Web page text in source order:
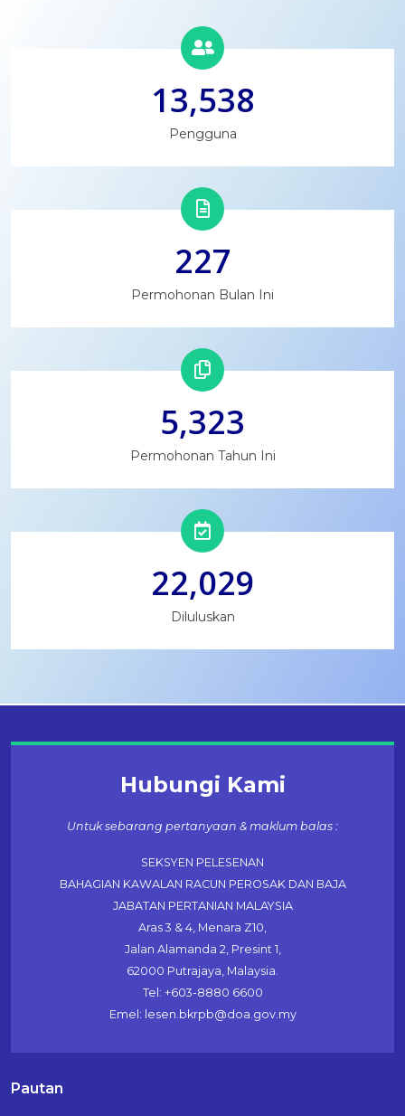
13,538
Pengguna
227
Permohonan Bulan Ini
5,323
Permohonan Tahun Ini
22,029
Diluluskan
Hubungi Kami
Untuk sebarang pertanyaan & maklum balas :
SEKSYEN PELESENAN
BAHAGIAN KAWALAN RACUN PEROSAK DAN BAJA
JABATAN PERTANIAN MALAYSIA
Aras 3 & 4, Menara Z10,
Jalan Alamanda 2, Presint 1,
62000 Putrajaya, Malaysia.
Tel: +603-8880 6600
Emel: lesen.bkrpb@doa.gov.my
Pautan